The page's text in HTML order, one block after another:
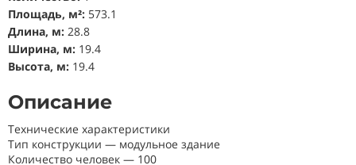
Площадь, м²: 573.1
Длина, м: 28.8
Ширина, м: 19.4
Высота, м: 19.4
Описание
Технические характеристики
Тип конструкции — модульное здание
Количество человек — 100